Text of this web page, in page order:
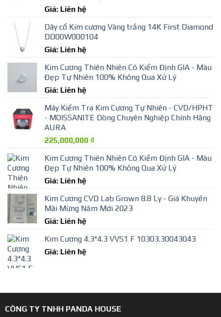
Giá: Liên hệ
Dây cổ Kim cương Vàng trắng 14K First Diamond
DD00W000104
Giá: Liên hệ
Kim Cương Thiên Nhiên Có Kiểm Định GIA - Màu
Đẹp Tự Nhiên 100% Không Qua Xử Lý
Giá: Liên hệ
Máy Kiểm Tra Kim Cương Tự Nhiên - CVD/HPHT
- MOISSANITE Dòng Chuyên Nghiệp Chính Hãng
AURA
225,000,000 ₫
Kim Cương Thiên Nhiên Có Kiểm Định GIA - Màu
Đẹp Tự Nhiên 100% Không Qua Xử Lý
Giá: Liên hệ
Kim Cương CVD Lab Grown 8.8 Ly - Giá Khuyến
Mãi Mừng Năm Mới 2023
Giá: Liên hệ
Kim Cương 4.3*4.3 VVS1 F 10303.30043043
Giá: Liên hệ
CÔNG TY TNHH PANDA HOUSE